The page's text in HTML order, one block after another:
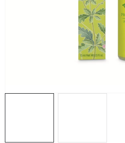
PODLE TYPU PROVOZU